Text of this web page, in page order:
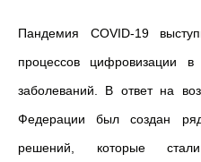
Пандемия COVID-19
процессов цифровизации
заболеваний. В ответ на
Федерации был создан
решений, которые